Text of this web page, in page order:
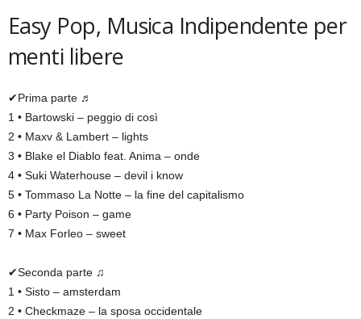
Easy Pop, Musica Indipendente per
menti libere
✔Prima parte ♬
1 • Bartowski – peggio di così
2 • Maxv & Lambert – lights
3 • Blake el Diablo feat. Anima – onde
4 • Suki Waterhouse – devil i know
5 • Tommaso La Notte – la fine del capitalismo
6 • Party Poison – game
7 • Max Forleo – sweet
✔Seconda parte ♫
1 • Sisto – amsterdam
2 • Checkmaze – la sposa occidentale